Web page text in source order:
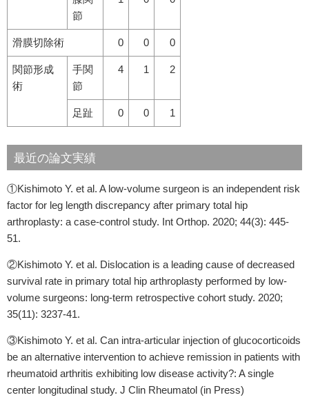
節
滑膜切除術 0 0 0
関節形成
術
手関
節
4 1 2
足趾 0 0 1
最近の論文実績
①Kishimoto Y. et al. A low-volume surgeon is an independent risk
factor for leg length discrepancy after primary total hip
arthroplasty: a case-control study. Int Orthop. 2020; 44(3): 445-
51.
②Kishimoto Y. et al. Dislocation is a leading cause of decreased
survival rate in primary total hip arthroplasty performed by low-
volume surgeons: long-term retrospective cohort study. 2020;
35(11): 3237-41.
③Kishimoto Y. et al. Can intra-articular injection of glucocorticoids
be an alternative intervention to achieve remission in patients with
rheumatoid arthritis exhibiting low disease activity?: A single
center longitudinal study. J Clin Rheumatol (in Press)